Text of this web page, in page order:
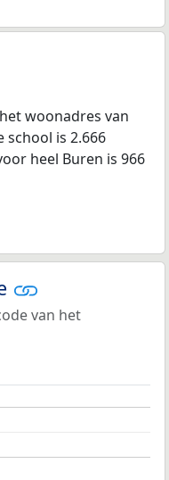
woonadres van
school is 2.666
heel Buren is 966
van het